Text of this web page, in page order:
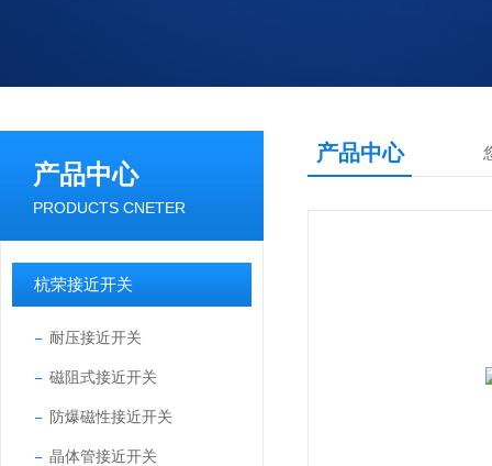
产品中心
PRODUCTS CNETER
杭荣接近开关
耐压接近开关
磁阻式接近开关
防爆磁性接近开关
晶体管接近开关
产品中心